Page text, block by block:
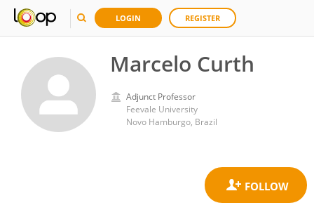
LOGIN REGISTER
Marcelo Curth
Adjunct Professor
Feevale University
Novo Hamburgo, Brazil